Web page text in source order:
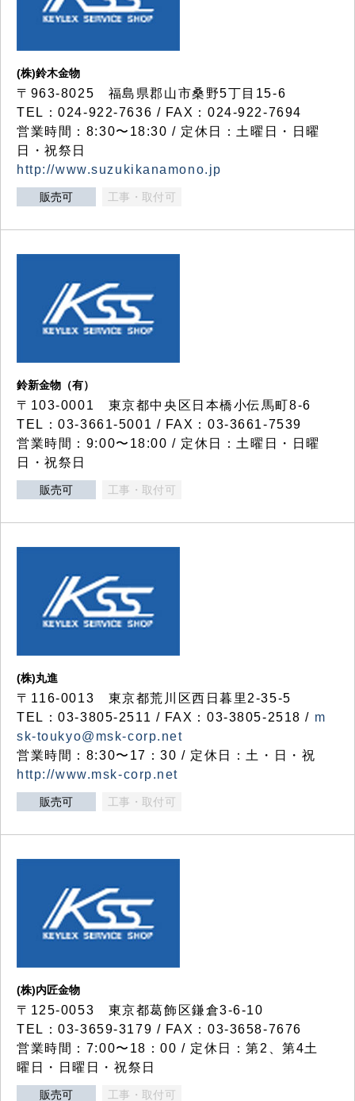
(株)鈴木金物
〒963-8025 福島県郡山市桑野5丁目15-6
TEL：024-922-7636 / FAX：024-922-7694
営業時間：8:30〜18:30 / 定休日：土曜日・日曜
日・祝祭日
http://www.suzukikanamono.jp
販売可 工事・取付可
鈴新金物（有）
〒103-0001 東京都中央区日本橋小伝馬町8-6
TEL：03-3661-5001 / FAX：03-3661-7539
営業時間：9:00〜18:00 / 定休日：土曜日・日曜
日・祝祭日
販売可 工事・取付可
(株)丸進
〒116-0013 東京都荒川区西日暮里2-35-5
TEL：03-3805-2511 / FAX：03-3805-2518 / m
sk-toukyo@msk-corp.net
営業時間：8:30〜17：30 / 定休日：土・日・祝
http://www.msk-corp.net
販売可 工事・取付可
(株)内匠金物
〒125-0053 東京都葛飾区鎌倉3-6-10
TEL：03-3659-3179 / FAX：03-3658-7676
営業時間：7:00〜18：00 / 定休日：第2、第4土
曜日・日曜日・祝祭日
販売可 工事・取付可